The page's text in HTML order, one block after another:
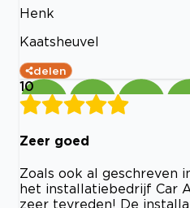
Henk
Kaatsheuvel
delen
10
Zeer goed
Zoals ook al geschreven
het installatiebedrijf Car
zeer tevreden! De